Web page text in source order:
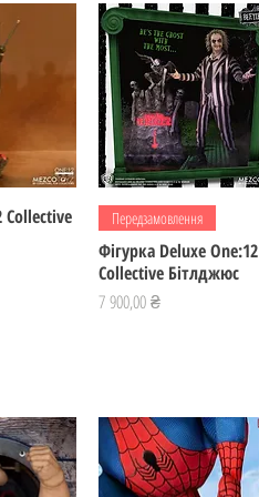
Collective Швидкий перегляд
Передзамовлення
Фігурка Deluxe One:12
Collective Бітлджюс
Ціна
7 900,00 ₴